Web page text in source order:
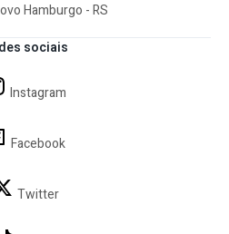
sociais
Instagram
Facebook
Twitter
Hamburgo - RS